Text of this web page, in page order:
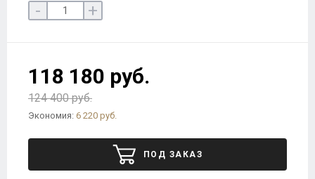
- +
118 180 руб.
124 400 руб.
Экономия: 6 220 руб.
ПОД ЗАКАЗ